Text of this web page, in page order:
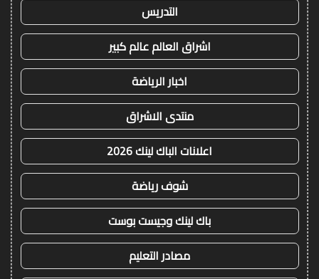
التدريس
اشراق العالم عالم كبير
اخبار الرياضة
منتدى الاشراق
اعلانات الباك لينك 2026
شوف رياضة
باك لينك وجيست بوست
مصادر التعليم